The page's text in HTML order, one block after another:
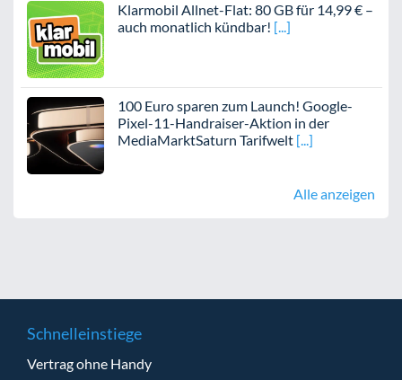
Klarmobil Allnet-Flat: 80 GB für 14,99 € –
auch monatlich kündbar!
100 Euro sparen zum Launch! Google-
Pixel-11-Handraiser-Aktion in der
MediaMarktSaturn Tarifwelt
Alle anzeigen
Schnelleinstiege
Vertrag ohne Handy